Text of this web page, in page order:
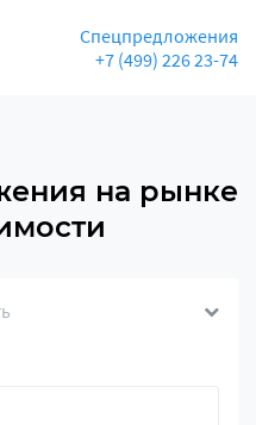
Спецпредложения
+7 (499) 226 23-74
на рынке